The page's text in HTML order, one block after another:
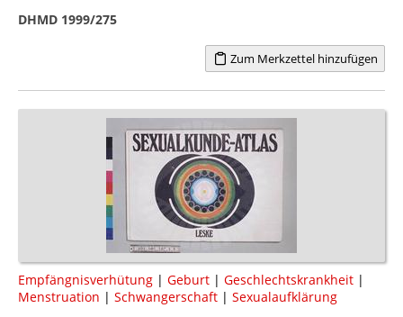
DHMD 1999/275
Zum Merkzettel hinzufügen
Empfängnisverhütung | Geburt | Geschlechtskrankheit |
Menstruation | Schwangerschaft | Sexualaufklärung